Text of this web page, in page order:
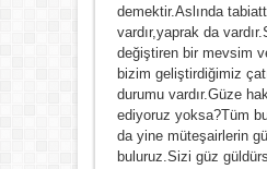
demektir.Aslında
vardır,yaprak da
değiştiren bir mevsim
bizim geliştirdiğimiz
durumu vardır.Güze
ediyoruz yoksa?Tüm
da yine müteşairlerin
buluruz.Sizi güz